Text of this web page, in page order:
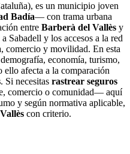
es un municipio joven
Badía— con trama urbana
entre Barberà del Vallès y
Sabadell y los accesos a la red
comercio y movilidad. En esta
economía, turismo,
afecta a la comparación
. Si necesitas rastrear seguros
comercio o comunidad— aquí
y según normativa aplicable,
con criterio.